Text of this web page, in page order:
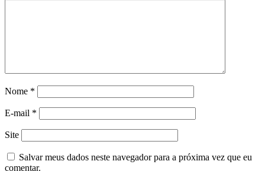
Nome *
E-mail *
Site
Salvar meus dados neste navegador para a próxima vez que eu
comentar.